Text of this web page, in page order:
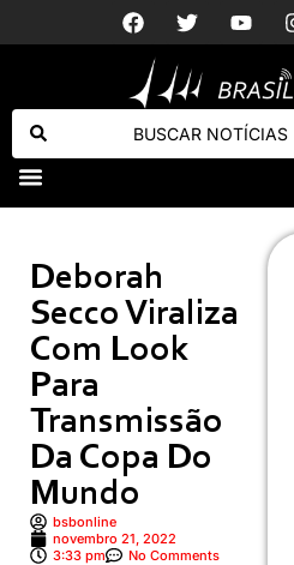
Deborah
Secco Viraliza
Com Look
Para
Transmissão
Da Copa Do
Mundo
bsbonline
novembro 21, 2022
3:33 pm
No Comments